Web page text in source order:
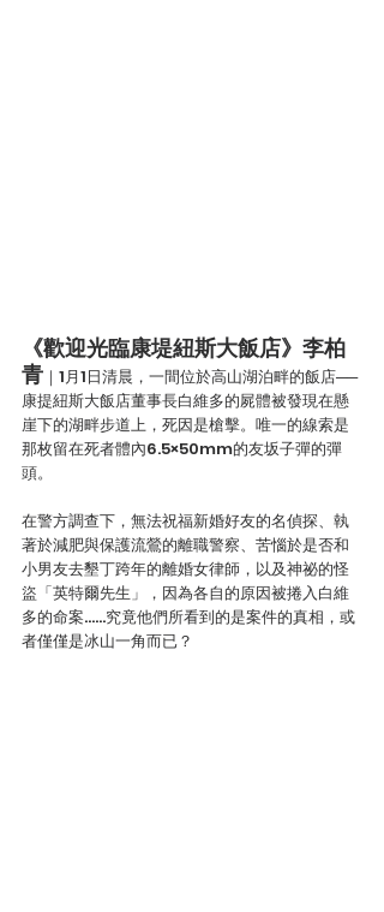
《歡迎光臨康堤紐斯大飯店》李柏
青 ｜1月1日清晨，一間位於高山湖泊畔的飯店──
康提紐斯大飯店董事長白維多的屍體被發現在懸
崖下的湖畔步道上，死因是槍擊。唯一的線索是
那枚留在死者體內6.5×50mm的友坂子彈的彈
頭。
在警方調查下，無法祝福新婚好友的名偵探、執
著於減肥與保護流鶯的離職警察、苦惱於是否和
小男友去墾丁跨年的離婚女律師，以及神祕的怪
盜「英特爾先生」，因為各自的原因被捲入白維
多的命案……究竟他們所看到的是案件的真相，或
者僅僅是冰山一角而已？